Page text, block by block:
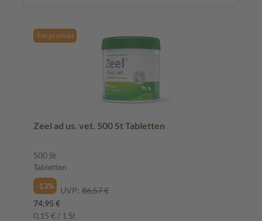
Tierprodukt
Zeel ad us. vet. 500 St Tabletten
500 St
Tabletten
-13%
UVP: 86,57 €
74,95 €
0,15 € / 1 St